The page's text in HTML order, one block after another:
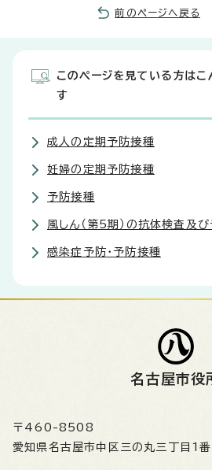
前のページへ戻る
このページを見ている方はこ
す
成人の定期予防接種
妊婦の定期予防接種
予防接種
風しん（第5期）の抗体検査及
感染症予防・予防接種
名古屋市役
〒460-8508
愛知県名古屋市中区三の丸三丁目1